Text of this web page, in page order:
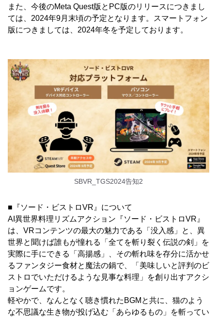
また、今後のMeta Quest版とPC版のリリースにつきまし
ては、2024年9月末頃の予定となります。スマートフォン
版につきましては、2024年冬を予定しております。
SBVR_TGS2024告知2
■『ソード・ビストロVR』について
AI異世界料理リズムアクション『ソード・ビストロVR』
は、VRコンテンツの最大の魅力である「没入感」と、異
世界と聞けば誰もが憧れる「全てを斬り裂く伝説の剣」を
実際に手にできる「高揚感」、その斬れ味を存分に活かせ
るファンタジー食材と魔法の鍋で、「美味しいと評判のビ
ストロでいただけるような見事な料理」を創り出すアクシ
ョンゲームです。
軽やかで、なんとなく聴き慣れたBGMと共に、猫のよう
な不思議な生き物が投げ込む「あらゆるもの」を斬ってい